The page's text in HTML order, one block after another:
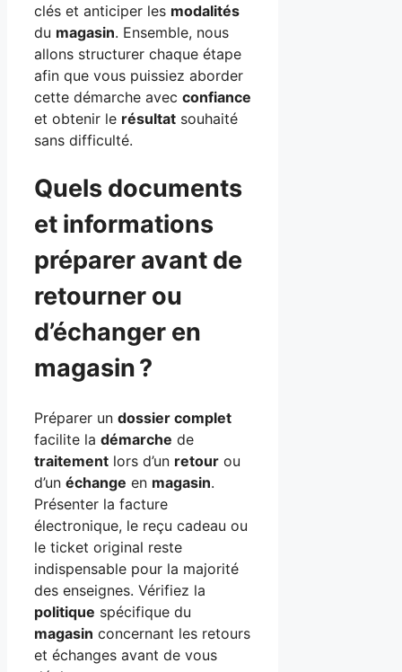
clés et anticiper les modalités
du magasin. Ensemble, nous
allons structurer chaque étape
afin que vous puissiez aborder
cette démarche avec confiance
et obtenir le résultat souhaité
sans difficulté.
Quels documents
et informations
préparer avant de
retourner ou
d’échanger en
magasin ?
Préparer un dossier complet
facilite la démarche de
traitement lors d’un retour ou
d’un échange en magasin.
Présenter la facture
électronique, le reçu cadeau ou
le ticket original reste
indispensable pour la majorité
des enseignes. Vérifiez la
politique spécifique du
magasin concernant les retours
et échanges avant de vous